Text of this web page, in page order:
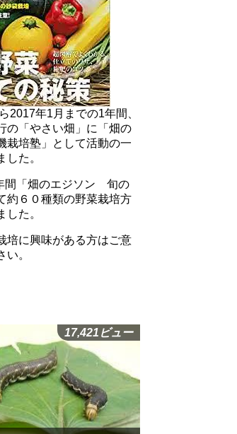
2017年1月までの1年間、
の「やさい畑」に「畑の
培塾」として活動の一
した。
間「畑のエジソン 旬の
約６０種類の野菜栽培方
した。
培に興味がある方はご意
い。
17,421ビュー